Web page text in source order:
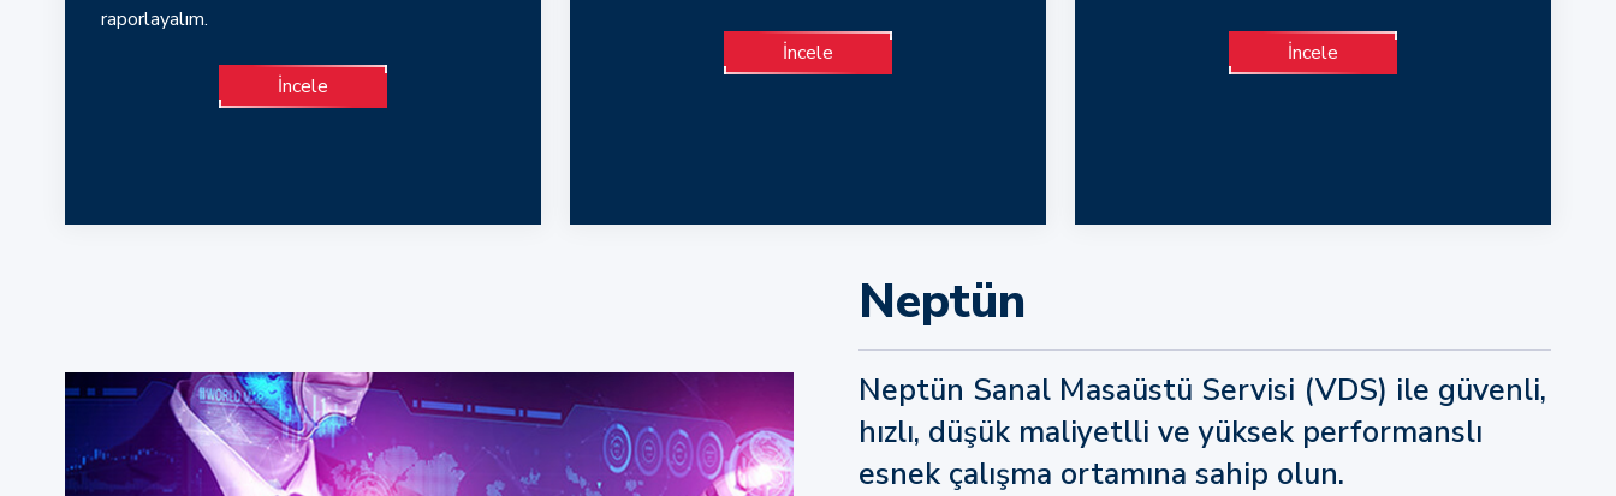
raporlayalım.
İncele
İncele İncele
Neptün
Neptün Sanal Masaüstü Servisi (VDS) ile güvenli,
hızlı, düşük maliyetlli ve yüksek performanslı
esnek çalışma ortamına sahip olun.